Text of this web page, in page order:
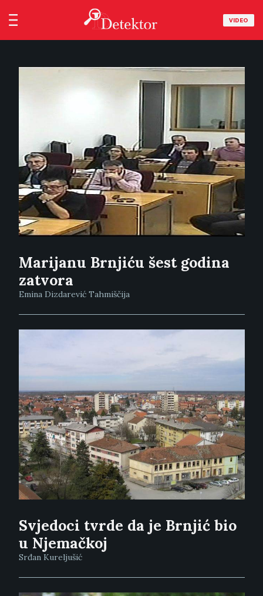
VIDEO
Marijanu Brnjiću šest godina
zatvora
Emina Dizdarević Tahmiščija
Svjedoci tvrde da je Brnjić bio
u Njemačkoj
Srđan Kureljušić